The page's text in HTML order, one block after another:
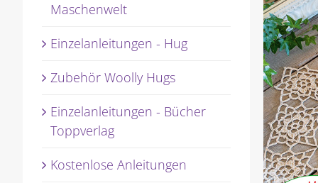
Maschenwelt
Einzelanleitungen - Hug
Zubehör Woolly Hugs
Einzelanleitungen - Bücher
Toppverlag
Kostenlose Anleitungen